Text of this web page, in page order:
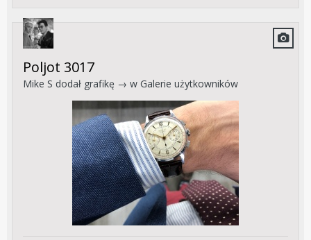
Poljot 3017
Mike S dodał grafikę → w Galerie użytkowników